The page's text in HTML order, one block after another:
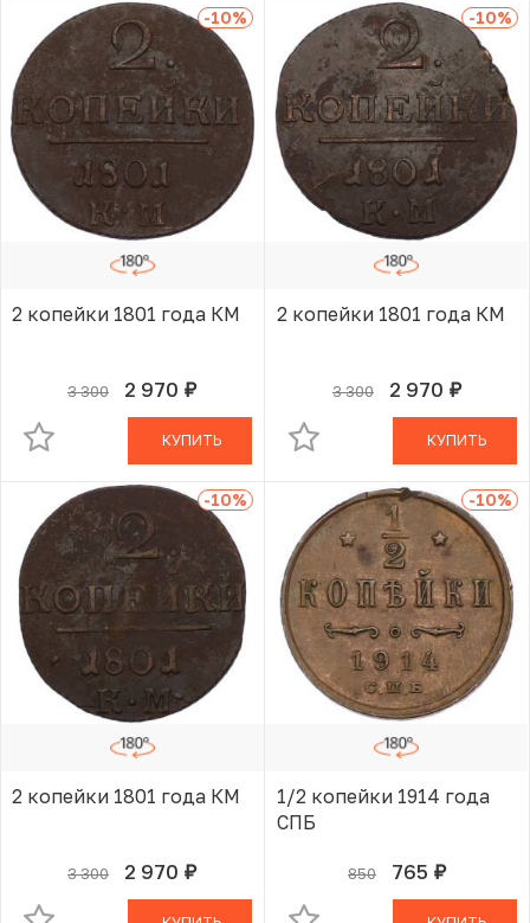
-10%
2 копейки 1801 года КМ
3 300 2 970 руб.
В КОРЗИНЕ
КУПИТЬ
-10%
2 копейки 1801 года КМ
3 300 2 970 руб.
В КОРЗИНЕ
КУПИТЬ
-10%
2 копейки 1801 года КМ
3 300 2 970 руб.
В КОРЗИНЕ
-10%
1/2 копейки 1914 года
СПБ
850 765 руб.
В КОРЗИНЕ